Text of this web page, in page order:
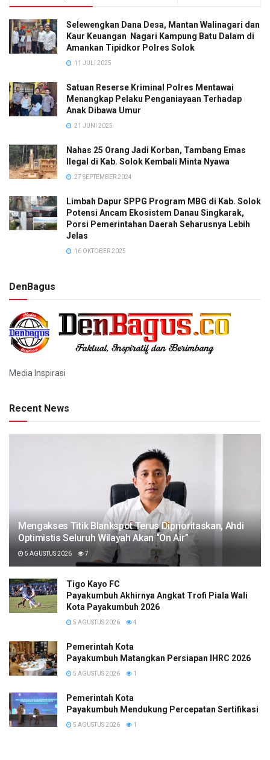
Selewengkan Dana Desa, Mantan Walinagari dan
Kaur Keuangan Nagari Kampung Batu Dalam di
Amankan Tipidkor Polres Solok
11 JULI 2025
Satuan Reserse Kriminal Polres Mentawai
Menangkap Pelaku Penganiayaan Terhadap
Anak Dibawa Umur
21 JUNI 2025
Nahas 25 Orang Jadi Korban, Tambang Emas
Ilegal di Kab. Solok Kembali Minta Nyawa
27 SEPTEMBER 2024
Limbah Dapur SPPG Program MBG di Kab. Solok
Potensi Ancam Ekosistem Danau Singkarak,
Porsi Pemerintahan Daerah Seharusnya Lebih
Jelas
16 OKTOBER 2025
DenBagus
Media Inspirasi
Recent News
Mengakses Titik Blankspot Terus Diprioritaskan, Ahdi
Optimistis Seluruh Wilayah Akan “On Air”
5 AGUSTUS 2026 7
Tigo Kayo FC
Payakumbuh Akhirnya Angkat Trofi Piala Wali
Kota Payakumbuh 2026
5 AGUSTUS 2026 4
Pemerintah Kota
Payakumbuh Matangkan Persiapan IHRC 2026
5 AGUSTUS 2026 1
Pemerintah Kota
Payakumbuh Mendukung Percepatan Sertifikasi
5 AGUSTUS 2026 1